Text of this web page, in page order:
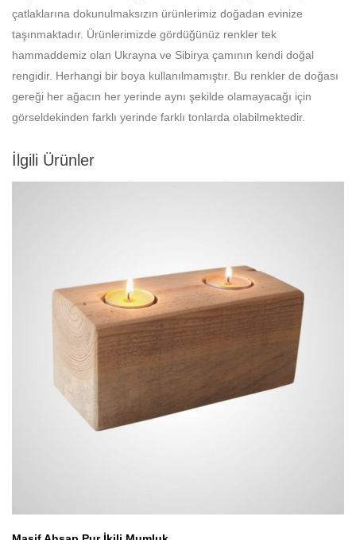
çatlaklarına dokunulmaksızın ürünlerimiz doğadan evinize
taşınmaktadır. Ürünlerimizde gördüğünüz renkler tek
hammaddemiz olan Ukrayna ve Sibirya çamının kendi doğal
rengidir. Herhangi bir boya kullanılmamıştır. Bu renkler de doğası
gereği her ağacın her yerinde aynı şekilde olamayacağı için
görseldekinden farklı yerinde farklı tonlarda olabilmektedir.
İlgili Ürünler